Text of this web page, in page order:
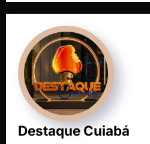
Destaque Cuiabá